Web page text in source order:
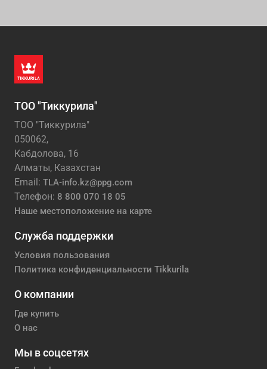
ТОО "Тиккурила"
ТОО "Тиккурила"
050062,
Кабдолова, 16
Алматы, Казахстан
Email: TLA-info.kz@ppg.com
Телефон: 8 800 070 18 05
Наше местоположение на карте
Служба поддержки
Условия пользования
Политика конфиденциальности Tikkurila
О компании
Где купить
О нас
Мы в соцсетях